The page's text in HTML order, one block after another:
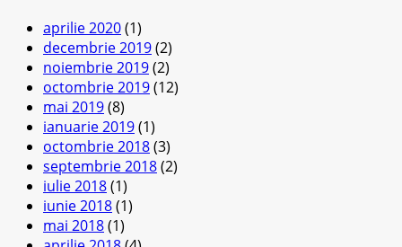
aprilie 2020(1)
decembrie 2019(2)
noiembrie 2019(2)
octombrie 2019(12)
mai 2019(8)
ianuarie 2019(1)
octombrie 2018(3)
septembrie 2018(2)
iulie 2018(1)
iunie 2018(1)
mai 2018(1)